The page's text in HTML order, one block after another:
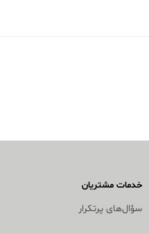
خدمات مشتریان
سؤال‌های پرتکرار